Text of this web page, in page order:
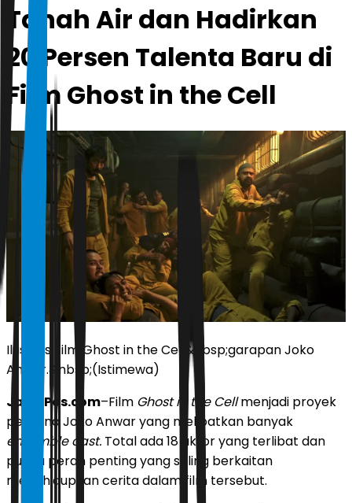
Tanah Air dan Hadirkan
20 Persen Talenta Baru di
Film Ghost in the Cell
Ilustrasi film Ghost in the Cell&nbsp;garapan Joko
Anwar.&nbsp;(Istimewa)
JawaPos.com–Film Ghost in the Cellmenjadi proyek
perdana Joko Anwar yang melibatkan banyak
ensemble cast. Total ada 18 aktor yang terlibat dan
punya peran penting yang saling berkaitan
menghidupkan cerita dalam film tersebut.